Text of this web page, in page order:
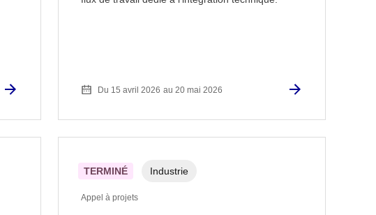
Du 15 avril 2026 au 20 mai 2026
TERMINÉ Industrie
Appel à projets